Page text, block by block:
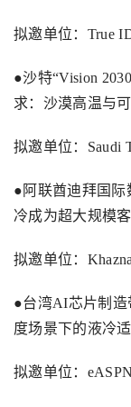
拟邀单位： True
●沙特“Vision
求：沙漠高温与
拟邀单位： Saudi
●阿联酋迪拜国际
冷成为超大规模客
拟邀单位：
●台湾AI芯片制
度场景下的液冷
拟邀单位：